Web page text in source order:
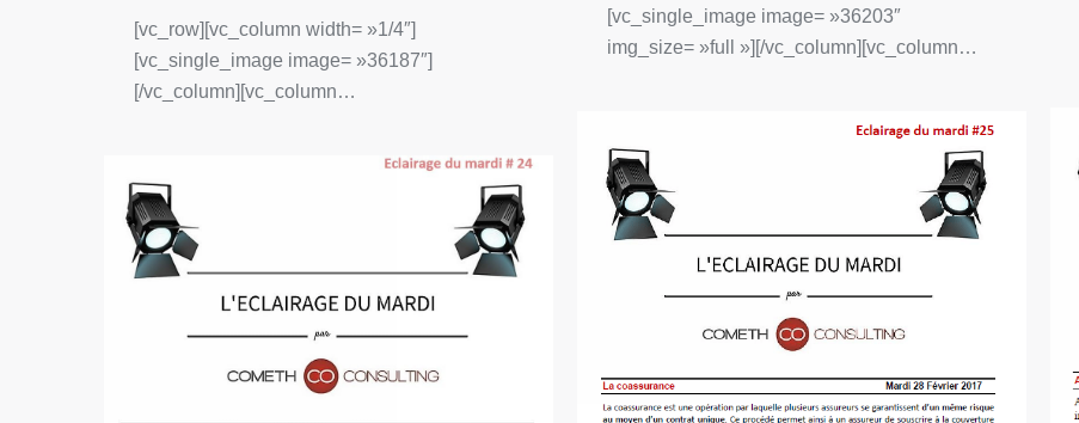
[vc_single_image image= »36203″
img_size= »full »][/vc_column][vc_column…
[vc_row][vc_column width= »1/4″]
[vc_single_image image= »36187″]
[/vc_column][vc_column…